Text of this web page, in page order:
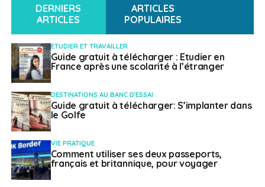
DERNIERS
ARTICLES
ARTICLES
POPULAIRES
ETUDIER ET TRAVAILLER
Guide gratuit à télécharger : Etudier en
France après une scolarité à l’étranger
DESTINATIONS AU BANC D'ESSAI
Guide gratuit à télécharger: S’implanter dans
le Golfe
VIE PRATIQUE
Comment utiliser ses deux passeports,
français et britannique, pour voyager